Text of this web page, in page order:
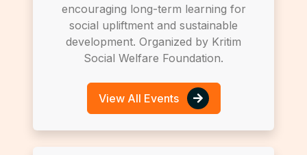
encouraging long-term learning for
social upliftment and sustainable
development. Organized by Kritim
Social Welfare Foundation.
View All Events